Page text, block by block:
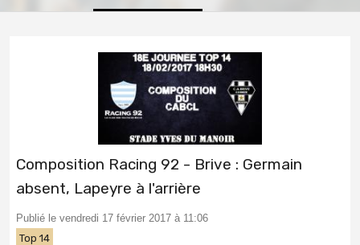
Composition Racing 92 - Brive : Germain
absent, Lapeyre à l'arrière
Publié le vendredi 17 février 2017 à 11:06
Top 14